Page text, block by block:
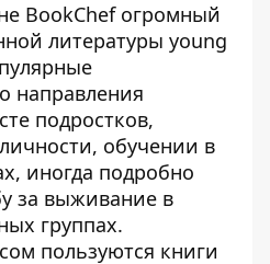
BookChef огромный
литературы young
направления
подростков,
обучении в
иногда подробно
за выживание в
группах.
пользуются книги